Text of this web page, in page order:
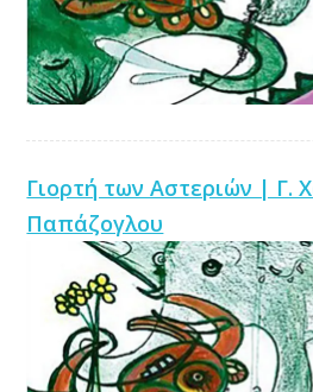
Γιορτή των Αστεριών | Γ.
Παπάζογλου